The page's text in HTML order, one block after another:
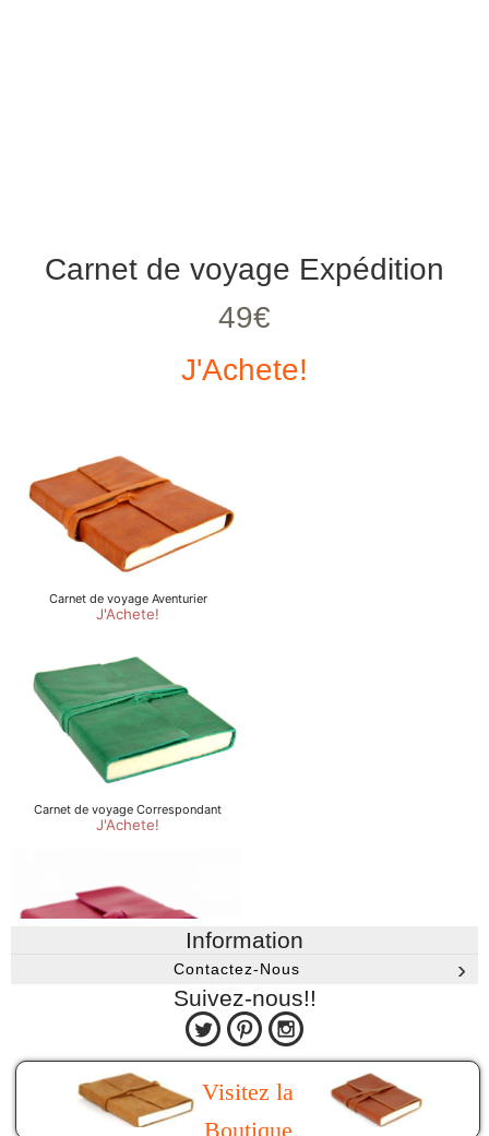
Carnet de voyage Expédition
49€
J'Achete!
Information
Contactez-Nous
Suivez-nous!!